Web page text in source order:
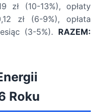
zł (10-13%), opłaty
zł (6-9%), opłata
(3-5%). RAZEM:
Roku